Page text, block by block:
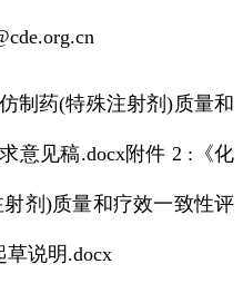
药(特殊注射剂)质量和
意见稿.docx附件 2 :《化
剂)质量和疗效一致性评
说明.docx